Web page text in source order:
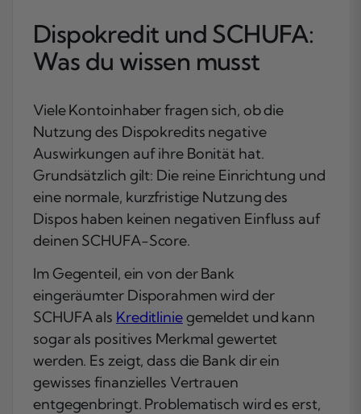
Dispokredit und SCHUFA:
Was du wissen musst
Viele Kontoinhaber fragen sich, ob die
Nutzung des Dispokredits negative
Auswirkungen auf ihre Bonität hat.
Grundsätzlich gilt: Die reine Einrichtung und
eine normale, kurzfristige Nutzung des
Dispos haben keinen negativen Einfluss auf
deinen SCHUFA-Score.
Im Gegenteil, ein von der Bank
eingeräumter Disporahmen wird der
SCHUFA als Kreditliniegemeldet und kann
sogar als positives Merkmal gewertet
werden. Es zeigt, dass die Bank dir ein
gewisses finanzielles Vertrauen
entgegenbringt. Problematisch wird es erst,